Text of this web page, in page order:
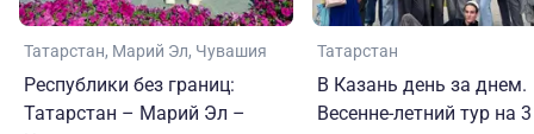
Татарстан Марий Эл Чувашия
Республики без границ:
Татарстан – Марий Эл –
Татарстан
В Казань день за днем.
Весенне-летний тур на